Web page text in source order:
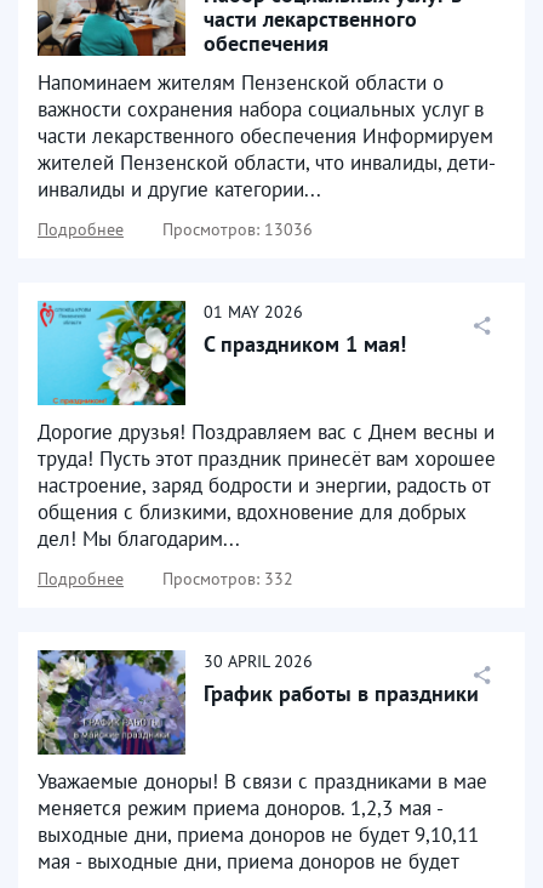
части лекарственного
обеспечения
Напоминаем жителям Пензенской области о
важности сохранения набора социальных услуг в
части лекарственного обеспечения Информируем
жителей Пензенской области, что инвалиды, дети-
инвалиды и другие категории...
Подробнее Просмотров: 13036
01 MAY 2026
С праздником 1 мая!
Дорогие друзья! Поздравляем вас с Днем весны и
труда! Пусть этот праздник принесёт вам хорошее
настроение, заряд бодрости и энергии, радость от
общения с близкими, вдохновение для добрых
дел! Мы благодарим...
Подробнее Просмотров: 332
30 APRIL 2026
График работы в праздники
Уважаемые доноры! В связи с праздниками в мае
меняется режим приема доноров. 1,2,3 мая -
выходные дни, приема доноров не будет 9,10,11
мая - выходные дни, приема доноров не будет